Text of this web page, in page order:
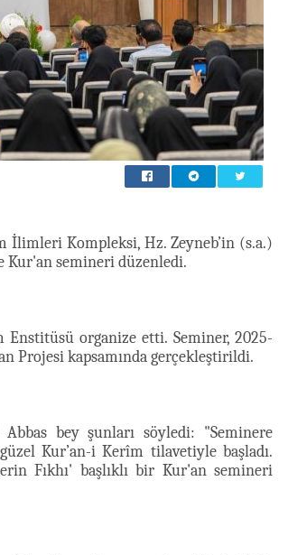
İlimleri Kompleksi, Hz. Zeyneb’in (s.a.)
Kur'an semineri düzenledi.
organize etti. Seminer, 2025-
Projesi kapsamında gerçekleştirildi.
bey şunları söyledi: "Seminere
Kur’an-i Kerîm tilavetiyle başladı.
Fıkhı' başlıklı bir Kur'an semineri